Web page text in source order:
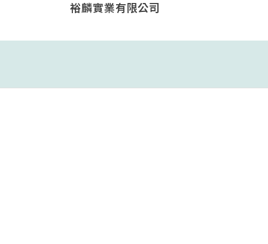
裕麟實業有限公司